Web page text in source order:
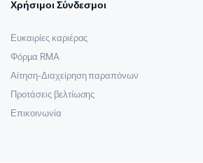
Χρήσιμοι Σύνδεσμοι
Ευκαιρίες καριέρας
Φόρμα RMA
Αίτηση-Διαχείρηση παραπόνων
Προτάσεις βελτίωσης
Επικοινωνία